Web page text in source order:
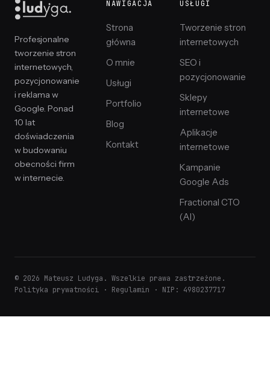
Profesjonalne
tworzenie stron
internetowych,
pozycjonowanie
i reklama w
Google. Ponad
10 lat
doświadczenia
w budowaniu
obecności firm
w internecie.
NAWIGACJA
Strona
główna
O mnie
Usługi
Portfolio
Blog
Kontakt
USŁUGI
Tworzenie stron
internetowych
SEO i
pozycjonowanie
Sklepy
internetowe
Aplikacje
internetowe
Kampanie
Google Ads
Fractional CTO
(AI)
© 2026 Mateusz Ludyga. Wszelkie prawa zastrzeżone.
Polityka prywatności · Regulamin · NIP: 4980237717